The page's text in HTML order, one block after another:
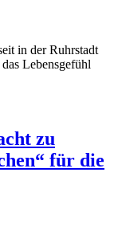
in der Ruhrstadt
Lebensgefühl
zu
für die